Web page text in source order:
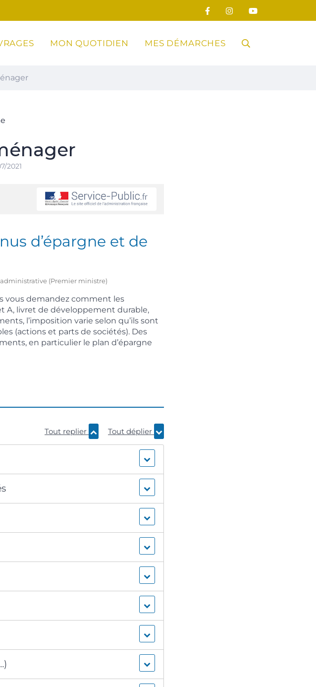
MON QUOTIDIEN MES DÉMARCHES RECHERCHE
2021
d’épargne et de
(Premier ministre)
vous demandez comment les
A, livret de développement durable,
l’imposition varie selon qu’ils sont
(actions et parts de sociétés). Des
en particulier le plan d’épargne
Tout replier Tout déplier